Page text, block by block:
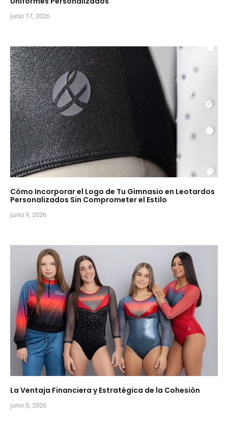
junio 17, 2026
Cómo Incorporar el Logo de Tu Gimnasio en Leotardos
Personalizados Sin Comprometer el Estilo
junio 9, 2026
La Ventaja Financiera y Estratégica de la Cohesión
junio 3, 2026